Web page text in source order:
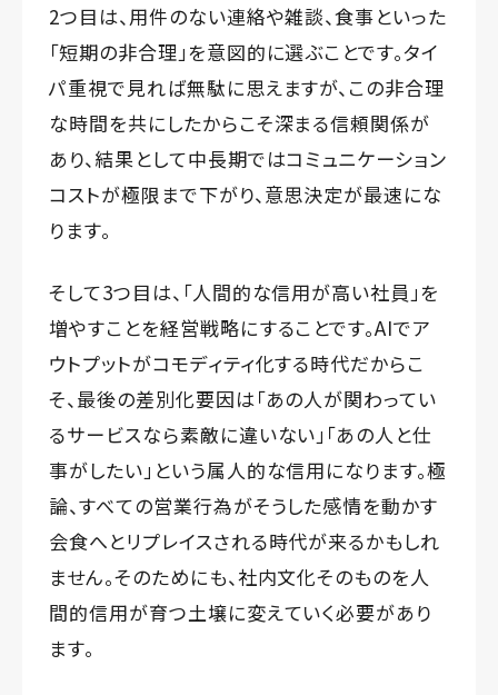
2つ目は、用件のない連絡や雑談、食事といった
「短期の非合理」を意図的に選ぶことです。タイ
パ重視で見れば無駄に思えますが、この非合理
な時間を共にしたからこそ深まる信頼関係が
あり、結果として中長期ではコミュニケーション
コストが極限まで下がり、意思決定が最速にな
ります。
そして3つ目は、「人間的な信用が高い社員」を
増やすことを経営戦略にすることです。AIでア
ウトプットがコモディティ化する時代だからこ
そ、最後の差別化要因は「あの人が関わってい
るサービスなら素敵に違いない」「あの人と仕
事がしたい」という属人的な信用になります。極
論、すべての営業行為がそうした感情を動かす
会食へとリプレイスされる時代が来るかもしれ
ません。そのためにも、社内文化そのものを人
間的信用が育つ土壌に変えていく必要があり
ます。